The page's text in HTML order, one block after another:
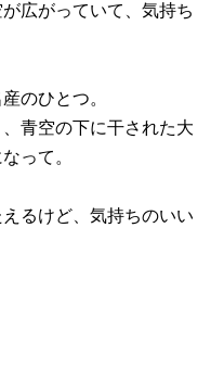
広がっていて、気持ち
のひとつ。
青空の下に干された大
って。
るけど、気持ちのいい